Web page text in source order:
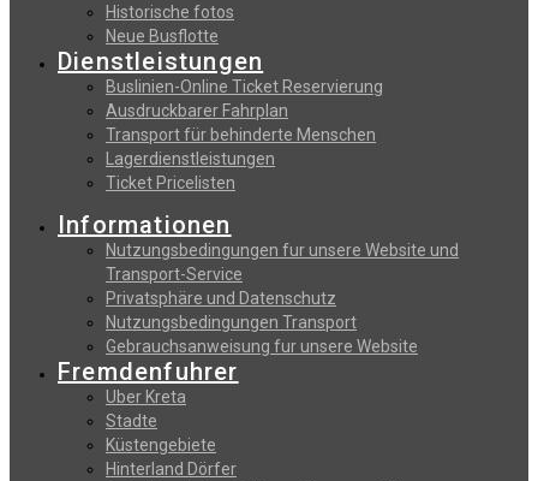
Historische fotos
Neue Busflotte
Dienstleistungen
Buslinien-Online Ticket Reservierung
Αusdruckbarer Fahrplan
Transport für behinderte Menschen
Lagerdienstleistungen
Ticket Pricelisten
Informationen
Nutzungsbedingungen fur unsere Website und
Transport-Service
Privatsphäre und Datenschutz
Nutzungsbedingungen Transport
Gebrauchsanweisung fur unsere Website
Fremdenfuhrer
Uber Kreta
Stadte
Küstengebiete
Hinterland Dörfer